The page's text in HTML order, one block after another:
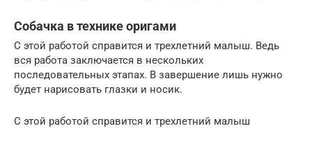
Собачка в технике оригами
С этой работой справится и трехлетний малыш. Ведь
вся работа заключается в нескольких
последовательных этапах. В завершение лишь нужно
будет нарисовать глазки и носик.
С этой работой справится и трехлетний малыш